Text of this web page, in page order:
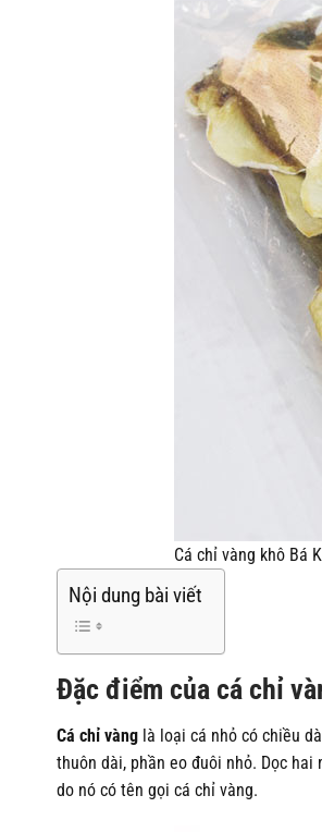
Cá chỉ vàng khô Bá
Nội dung bài viết
Đặc điểm của cá chỉ
Cá chỉ vàng là loại cá nhỏ có chiều
thuôn dài, phần eo đuôi nhỏ. Dọc
do nó có tên gọi cá chỉ vàng.